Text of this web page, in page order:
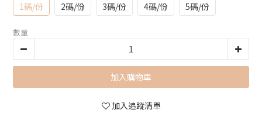
1碼/份 2碼/份 3碼/份 4碼/份 5碼/份
數量
加入購物車
加入追蹤清單